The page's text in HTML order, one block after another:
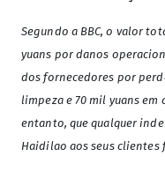
Segundo a BBC, o valor
yuans por danos
dos fornecedores por
limpeza e 70 mil yuans
entanto, que qualquer
Haidilao aos seus clientes